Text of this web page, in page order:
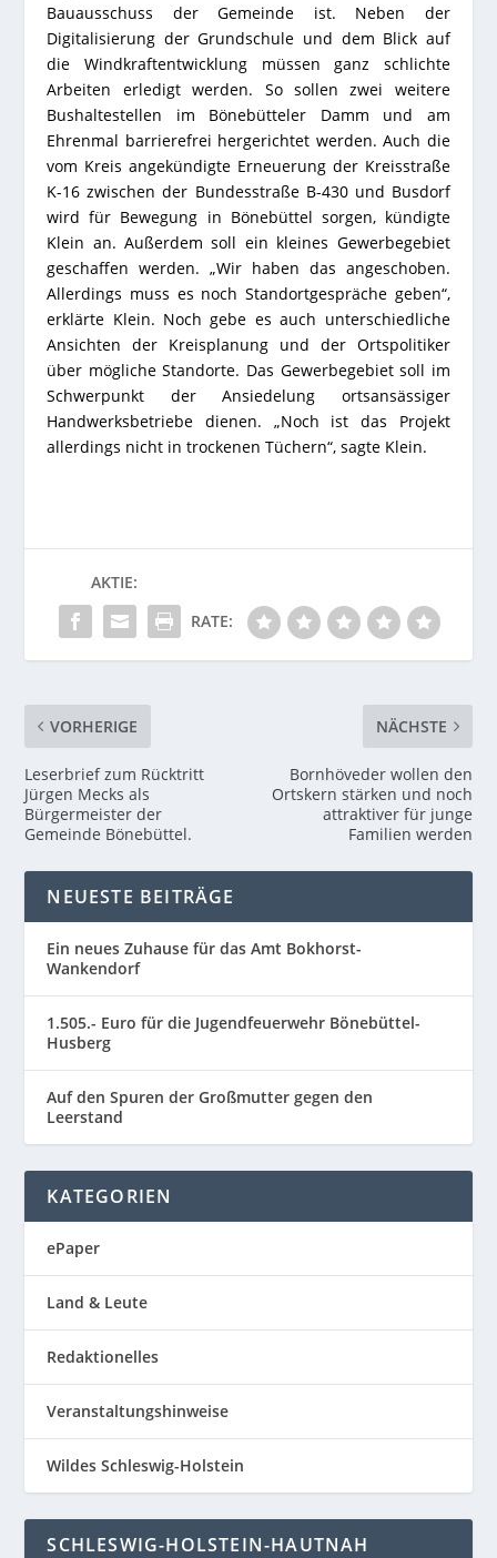
Bauausschuss der Gemeinde ist. Neben der
Digitalisierung der Grundschule und dem Blick auf
die Windkraftentwicklung müssen ganz schlichte
Arbeiten erledigt werden. So sollen zwei weitere
Bushaltestellen im Bönebütteler Damm und am
Ehrenmal barrierefrei hergerichtet werden. Auch die
vom Kreis angekündigte Erneuerung der Kreisstraße
K-16 zwischen der Bundesstraße B-430 und Busdorf
wird für Bewegung in Bönebüttel sorgen, kündigte
Klein an. Außerdem soll ein kleines Gewerbegebiet
geschaffen werden. „Wir haben das angeschoben.
Allerdings muss es noch Standortgespräche geben“,
erklärte Klein. Noch gebe es auch unterschiedliche
Ansichten der Kreisplanung und der Ortspolitiker
über mögliche Standorte. Das Gewerbegebiet soll im
Schwerpunkt der Ansiedelung ortsansässiger
Handwerksbetriebe dienen. „Noch ist das Projekt
allerdings nicht in trockenen Tüchern“, sagte Klein.
AKTIE:
RATE:
VORHERIGE
Leserbrief zum Rücktritt
Jürgen Mecks als
Bürgermeister der
Gemeinde Bönebüttel.
NÄCHSTE
Bornhöveder wollen den
Ortskern stärken und noch
attraktiver für junge
Familien werden
NEUESTE BEITRÄGE
Ein neues Zuhause für das Amt Bokhorst-
Wankendorf
1.505.- Euro für die Jugendfeuerwehr Bönebüttel-
Husberg
Auf den Spuren der Großmutter gegen den
Leerstand
KATEGORIEN
ePaper
Land & Leute
Redaktionelles
Veranstaltungshinweise
Wildes Schleswig-Holstein
SCHLESWIG-HOLSTEIN-HAUTNAH